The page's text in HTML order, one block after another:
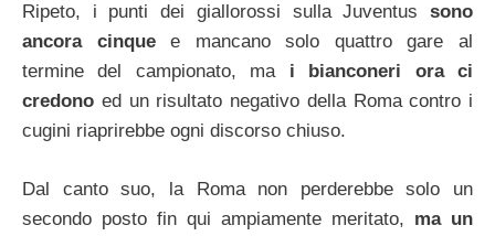
Ripeto, i punti dei giallorossi sulla Juventus sono
ancora cinquee mancano solo quattro gare al
termine del campionato, mai bianconeri ora ci
credono ed un risultato negativo della Roma contro i
cugini riaprirebbe ogni discorso chiuso.
Dal canto suo, la Roma non perderebbe solo un
secondo posto fin qui ampiamente meritato, ma un